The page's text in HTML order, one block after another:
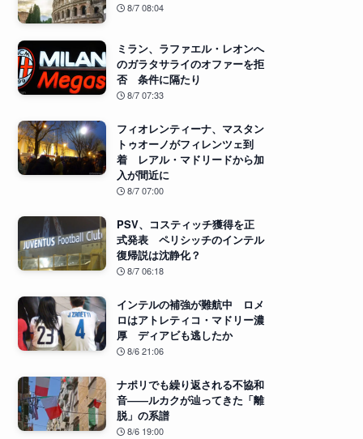
8/7 08:04
ミラン、ラファエル・レオンへ
のガラタサライのオファーを拒
否 条件に隔たり
8/7 07:33
フィオレンティーナ、マスタン
トゥオーノがフィレンツェ到
着 レアル・マドリードから加
入が間近に
8/7 07:00
PSV、コスティッチ獲得を正
式発表 ペリシッチのインテル
復帰説は沈静化？
8/7 06:18
インテルの補強が難航中 ロメ
ロはアトレティコ・マドリー濃
厚 ディアビも逃したか
8/6 21:06
ナポリでも繰り返される不協和
音――ルカクが辿ってきた「離
脱」の系譜
8/6 19:00